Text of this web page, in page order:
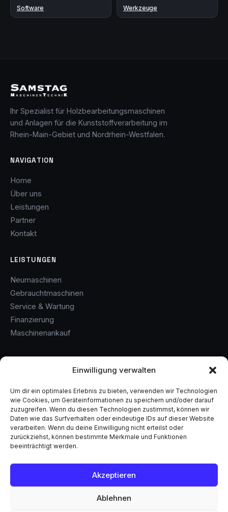
Einwilligung verwalten
Um dir ein optimales Erlebnis zu bieten, verwenden wir Technologien
wie Cookies, um Geräteinformationen zu speichern und/oder darauf
zuzugreifen. Wenn du diesen Technologien zustimmst, können wir
Daten wie das Surfverhalten oder eindeutige IDs auf dieser Website
verarbeiten. Wenn du deine Einwilligung nicht erteilst oder
zurückziehst, können bestimmte Merkmale und Funktionen
beeinträchtigt werden.
Akzeptieren
Ablehnen
Software Werkzeuge
Ihr Spezialist für Holzbearbeitungsmaschinen
und Anlagen für die Kunststoffverarbeitung im
Rhein-Main-Gebiet und Nordrhein-Westfalen.
NAVIGATION
Home
Über uns
Leistungen
Partner
Kontakt
LEISTUNGEN
Neumaschinen
Gebrauchtmaschinen
Service & Wartung
Finanzierung
Maschinenankauf
KONTAKT
info@samstag-maschinen.de
Flörsheim am Main
Solingen
© 2026 Samstag Maschinentechnik GmbH. Alle Rechte
vorbehalten.
ImpressumDatenschutzAGB